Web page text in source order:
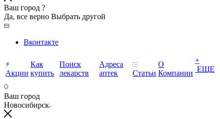
Ваш город ?
Да, все верно Выбрать другой
Вконтакте
Акции
Как
купить
Поиск
лекарств
Адреса
аптек
Статьи
О
Компании
+
ЕЩЕ
Ваш город
Новосибирск